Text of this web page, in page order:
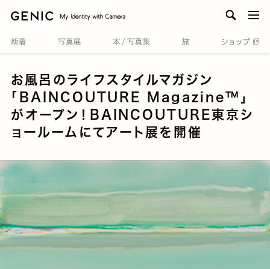
お風呂のライフスタイルマガジン
「BAINCOUTURE Magazine™️」
がオープン！BAINCOUTURE東京シ
ョールームにてアート展を開催